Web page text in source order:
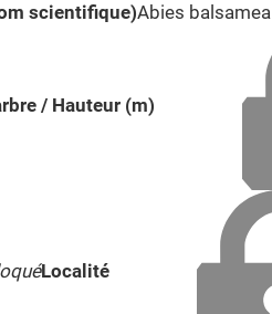
scientifique)Abies balsamea
/ Hauteur (m)
Localité